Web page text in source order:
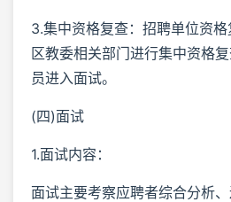
3.集中资格复查：招聘单位资
区教委相关部门进行集中资格
员进入面试。
(四)面试
1.面试内容：
面试主要考察应聘者综合分析